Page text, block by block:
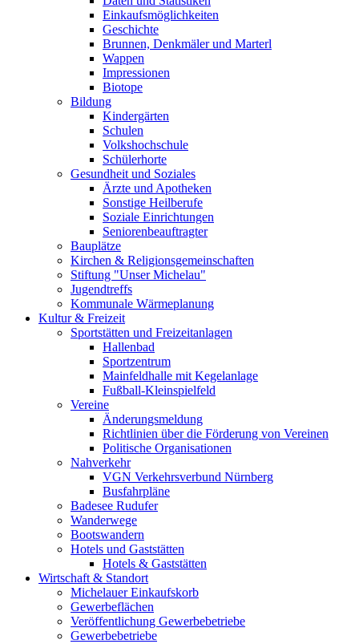
Einkaufsmöglichkeiten
Geschichte
Brunnen, Denkmäler und Marterl
Wappen
Impressionen
Biotope
Bildung
Kindergärten
Schulen
Volkshochschule
Schülerhorte
Gesundheit und Soziales
Ärzte und Apotheken
Sonstige Heilberufe
Soziale Einrichtungen
Seniorenbeauftragter
Bauplätze
Kirchen & Religionsgemeinschaften
Stiftung "Unser Michelau"
Jugendtreffs
Kommunale Wärmeplanung
Kultur & Freizeit
Sportstätten und Freizeitanlagen
Hallenbad
Sportzentrum
Mainfeldhalle mit Kegelanlage
Fußball-Kleinspielfeld
Vereine
Änderungsmeldung
Richtlinien über die Förderung von Vereinen
Politische Organisationen
Nahverkehr
VGN Verkehrsverbund Nürnberg
Busfahrpläne
Badesee Rudufer
Wanderwege
Bootswandern
Hotels und Gaststätten
Hotels & Gaststätten
Wirtschaft & Standort
Michelauer Einkaufskorb
Gewerbeflächen
Veröffentlichung Gewerbebetriebe
Gewerbebetriebe